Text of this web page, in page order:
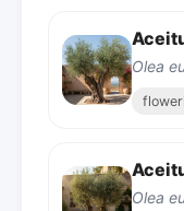
Olea
Olea